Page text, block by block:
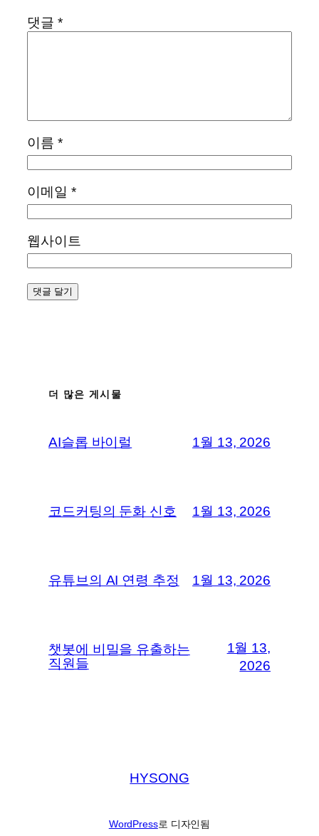
댓글 *
이름 *
이메일 *
웹사이트
더 많은 게시물
AI슬롭 바이럴 1월 13, 2026
코드커팅의 둔화 신호 1월 13, 2026
유튜브의 AI 연령 추정 1월 13, 2026
챗봇에 비밀을 유출하는
직원들
1월 13,
2026
HYSONG
WordPress로 디자인됨